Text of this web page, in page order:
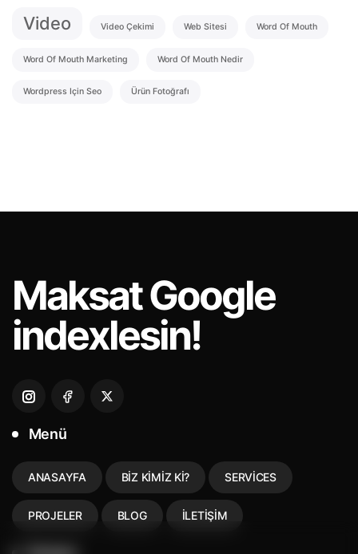
Video Video Çekimi Web Sitesi Word Of Mouth
Word Of Mouth Marketing Word Of Mouth Nedir
Wordpress Için Seo Ürün Fotoğrafı
MaksatGoogle
indexlesin!
Menü
ANASAYFA BIZ KIMIZ KI? SERVICES
PROJELER BLOG İLETIŞIM